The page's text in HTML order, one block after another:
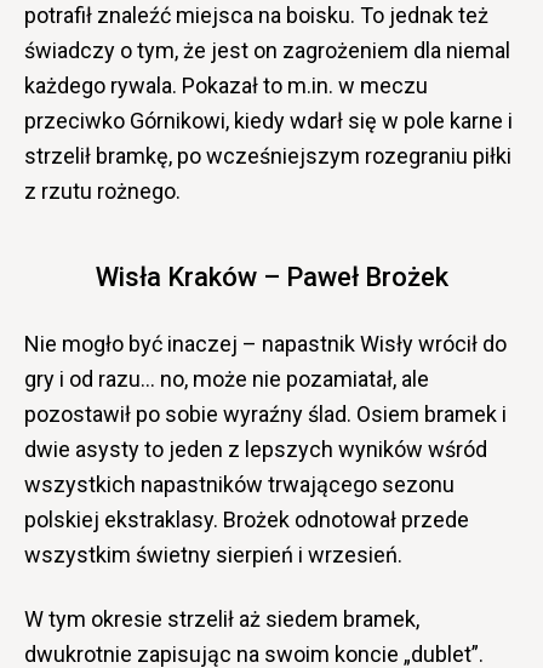
potrafił znaleźć miejsca na boisku. To jednak też
świadczy o tym, że jest on zagrożeniem dla niemal
każdego rywala. Pokazał to m.in. w meczu
przeciwko Górnikowi, kiedy wdarł się w pole karne i
strzelił bramkę, po wcześniejszym rozegraniu piłki
z rzutu rożnego.
Wisła Kraków – Paweł Brożek
Nie mogło być inaczej – napastnik Wisły wrócił do
gry i od razu… no, może nie pozamiatał, ale
pozostawił po sobie wyraźny ślad. Osiem bramek i
dwie asysty to jeden z lepszych wyników wśród
wszystkich napastników trwającego sezonu
polskiej ekstraklasy. Brożek odnotował przede
wszystkim świetny sierpień i wrzesień.
W tym okresie strzelił aż siedem bramek,
dwukrotnie zapisując na swoim koncie „dublet”.